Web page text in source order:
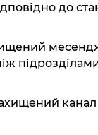
до
канал